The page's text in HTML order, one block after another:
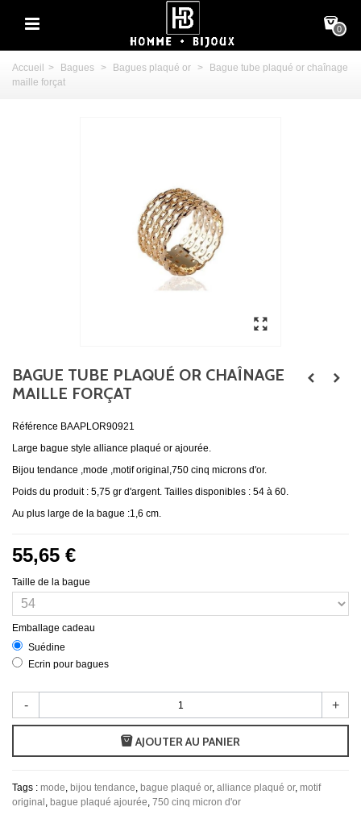
0
Accueil > Bagues > Bagues plaqué or >
Bague tube plaqué or chaînage
maille forçat
BAGUE TUBE PLAQUÉ OR CHAÎNAGE
MAILLE FORÇAT
Référence BAAPLOR90921
Large bague style alliance plaqué or ajourée.
Bijou tendance ,mode ,motif original,750 cinq microns d'or.
Poids du produit : 5,75 gr d'argent. Tailles disponibles : 54 à 60.
Au plus large de la bague :1,6 cm.
55,65 €
Taille de la bague
Emballage cadeau
Suédine
Ecrin pour bagues
- +
AJOUTER AU PANIER
Tags : mode, bijou tendance, bague plaqué or, alliance plaqué or, motif
original , bague plaqué ajourée, 750 cinq micron d'or